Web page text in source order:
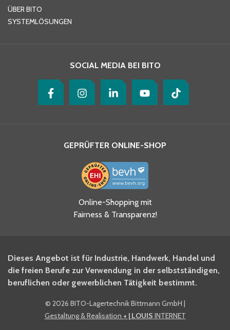
ÜBER BITO
SYSTEMLÖSUNGEN
SOCIAL MEDIA BEI BITO
GEPRÜFTER ONLINE-SHOP
Online-Shopping mit
Fairness & Transparenz!
Dieses Angebot ist für Industrie, Handwerk, Handel und
die freien Berufe zur Verwendung in der selbstständigen,
beruflichen oder gewerblichen Tätigkeit bestimmt.
© 2026 BITO-Lagertechnik Bittmann GmbH |
Gestaltung & Realisation + | LOUIS INTERNET